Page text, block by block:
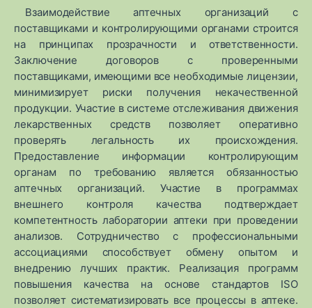
Взаимодействие аптечных организаций с
поставщиками и контролирующими органами строится
на принципах прозрачности и ответственности.
Заключение договоров с проверенными
поставщиками, имеющими все необходимые лицензии,
минимизирует риски получения некачественной
продукции. Участие в системе отслеживания движения
лекарственных средств позволяет оперативно
проверять легальность их происхождения.
Предоставление информации контролирующим
органам по требованию является обязанностью
аптечных организаций. Участие в программах
внешнего контроля качества подтверждает
компетентность лаборатории аптеки при проведении
анализов. Сотрудничество с профессиональными
ассоциациями способствует обмену опытом и
внедрению лучших практик. Реализация программ
повышения качества на основе стандартов ISO
позволяет систематизировать все процессы в аптеке.